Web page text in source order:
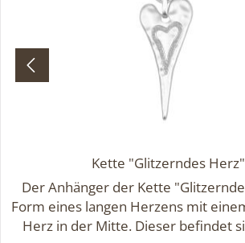
Kette "Glitzerndes Herz"
Der Anhänger der Kette
Form eines langen Herzens mit
Herz in der Mitte. Dieser befindet